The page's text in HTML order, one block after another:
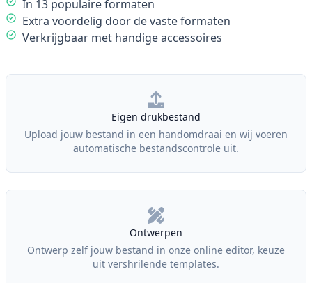
In 13 populaire formaten
Extra voordelig door de vaste formaten
Verkrijgbaar met handige accessoires
Our Policies
Eigen drukbestand
Upload jouw bestand in een handomdraai en wij voeren
automatische bestandscontrole uit.
Ontwerpen
Ontwerp zelf jouw bestand in onze online editor, keuze
uit vershrilende templates.